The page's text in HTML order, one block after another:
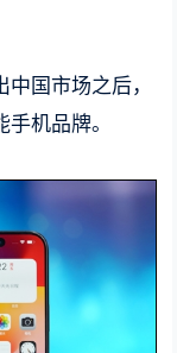
国市场之后，
机品牌。